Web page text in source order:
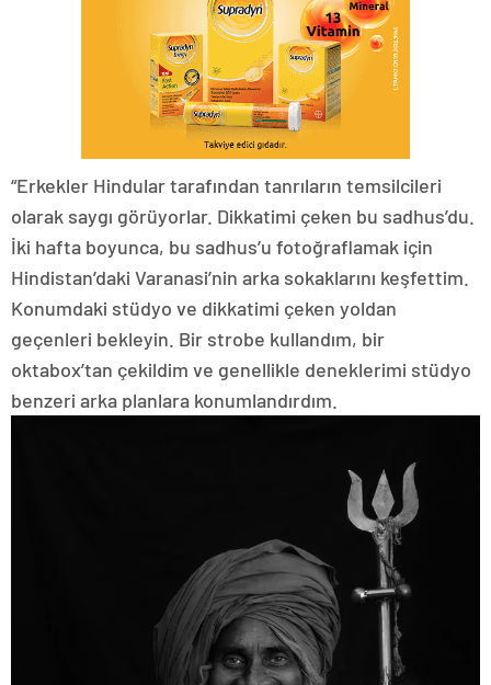
“Erkekler Hindular tarafından tanrıların temsilcileri
olarak saygı görüyorlar. Dikkatimi çeken bu sadhus’du.
İki hafta boyunca, bu sadhus’u fotoğraflamak için
Hindistan’daki Varanasi’nin arka sokaklarını keşfettim.
Konumdaki stüdyo ve dikkatimi çeken yoldan
geçenleri bekleyin. Bir strobe kullandım, bir
oktabox’tan çekildim ve genellikle deneklerimi stüdyo
benzeri arka planlara konumlandırdım.